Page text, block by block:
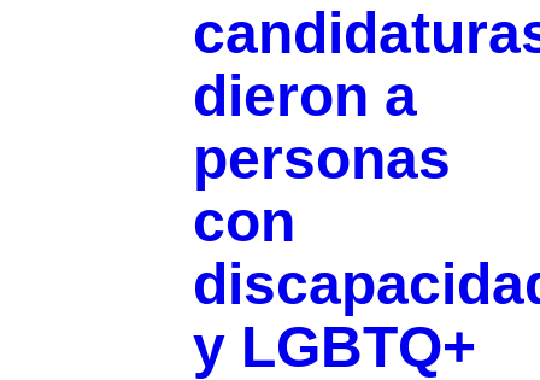
dieron a
personas
con
y LGBTQ+